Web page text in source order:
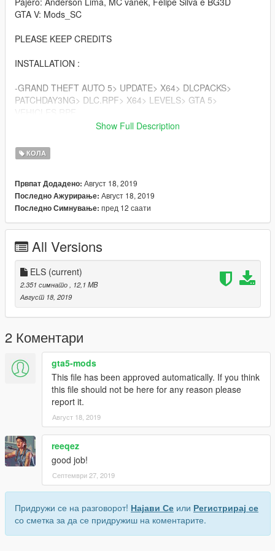
GTA V: Mods_SC
PLEASE KEEP CREDITS
INSTALLATION :
-GRAND THEFT AUTO 5> UPDATE> X64> DLCPACKS>
PATCHDAY3NG> DLC.RPF> X64> LEVELS> GTA 5>
PATCHDAY4NG> DLC.RPF> X64> LEVELS> GTA 5>
VEHICLES.RPF
-GRAND THEFT AUTO 5> X64E.RPF> LEVELS> GTA 5>
VEHICLE
Show Full Description
КОЛА
Првпат Додадено: Август 18, 2019
Последно Ажурирање: Август 18, 2019
Последно Симнување: пред 12 саати
All Versions
ELS (current)
2.351 симнато, 12,1 MB
Август 18, 2019
2 Коментари
gta5-mods
This file has been approved automatically. If you think
this file should not be here for any reason please
report it.
Август 18, 2019
reeqez
good job!
Септември 27, 2019
Придружи се на разговорот! Најави Се или Регистрирај се
со сметка за да се придружиш на коментарите.